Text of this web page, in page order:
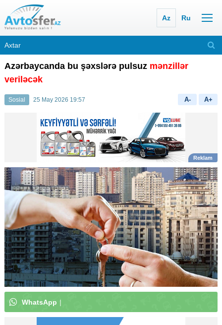
Az Ru
Azərbaycanda bu şəxslərə pulsuz mənzillər
veriləcək
Sosial 25 May 2026 19:57 A- A+
WhatsApp k